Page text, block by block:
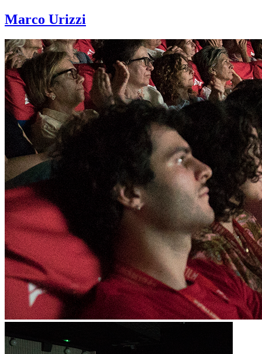
Marco Urizzi